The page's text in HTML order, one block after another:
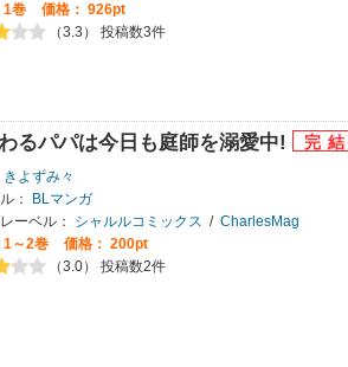
1巻
価格： 926pt
（3.3） 投稿数3件
るパパは今日も庭師を溺愛中!
きよずみ々
：
BLマンガ
ーベル：
シャルルコミックス / CharlesMag
1～2巻
価格： 200pt
（3.0） 投稿数2件